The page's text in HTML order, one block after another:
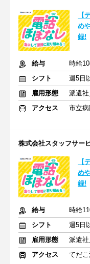
【
め
録!
給与
時給
シフト
週5日
雇用形態
派遣社
アクセス
市立
株式会社スタッフサー
【
め
録!
給与
時給
シフト
週5日
雇用形態
派遣社
アクセス
てだ